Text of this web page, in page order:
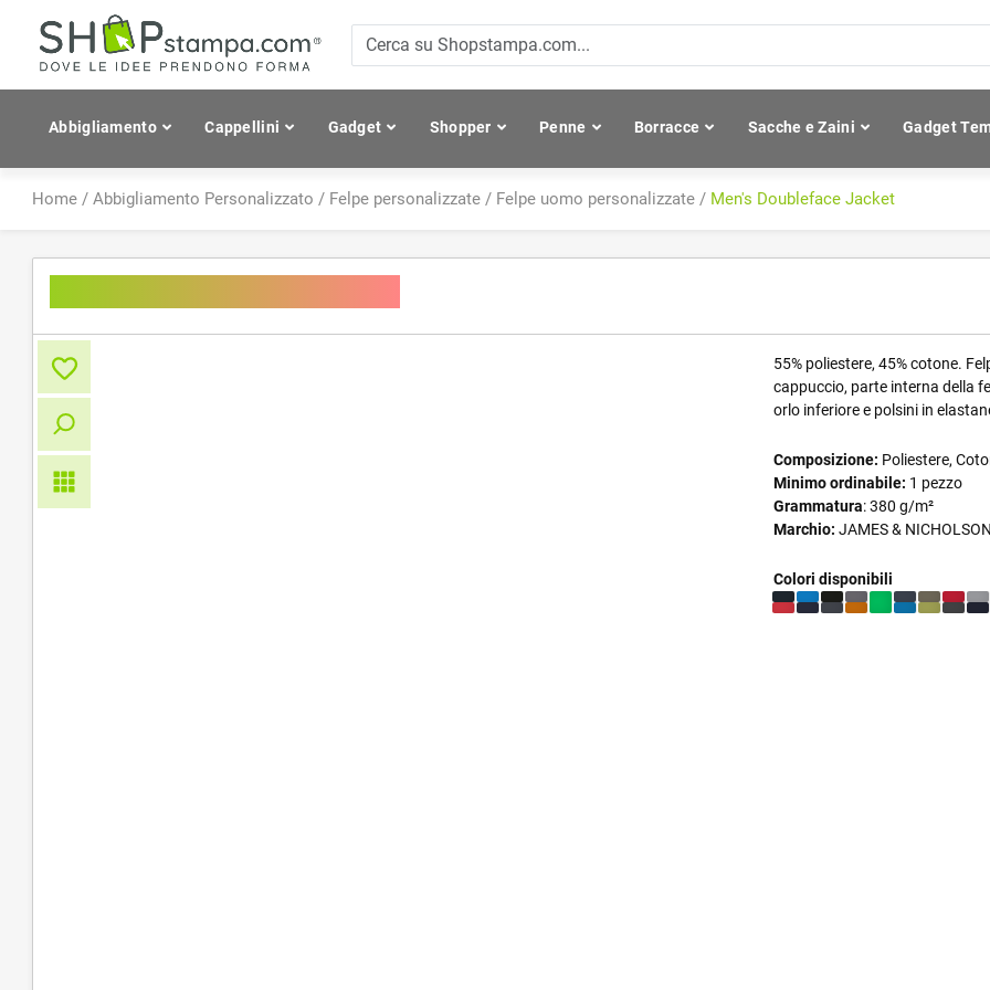
Abbigliamento Cappellini Gadget Shopper Penne Borracce Sacche e Zaini Gadget
Home / Abbigliamento Personalizzato / Felpe personalizzate / Felpe uomo personalizzate / Men's Doubleface Jacket
55% poliestere, 45% cotone.
cappuccio, parte interna della
orlo inferiore e polsini in
Composizione: Poliestere,
Minimo ordinabile: 1 pezzo
Grammatura: 380 g/m²
Marchio: JAMES &
Colori disponibili